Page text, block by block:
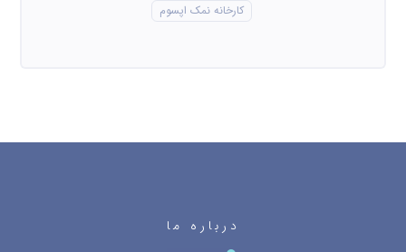
کارخانه نمک اپسوم
درباره ما